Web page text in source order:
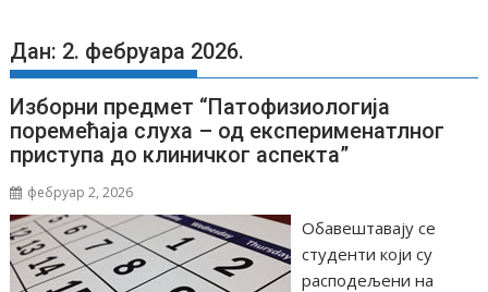
Дан: 2. фебруара 2026.
Изборни предмет “Патофизиологија
поремећаја слуха – од експерименатлног
приступа до клиничког аспекта”
фебруар 2, 2026
Обавештавају се
студенти који су
расподељени на